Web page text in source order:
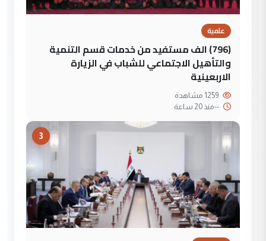
علمية
(796) الف مستفيد من خدمات قسم التنمية
والتأهيل الاجتماعي للشباب في الزيارة
الاربعينية
--منذ 20 ساعة
3